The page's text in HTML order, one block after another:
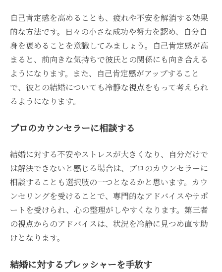
自己肯定感を高めることも、疲れや不安を解消する効果
的な方法です。日々の小さな成功や努力を認め、自分自
身を褒めることを意識してみましょう。自己肯定感が高
まると、前向きな気持ちで彼氏との関係にも向き合える
ようになります。また、自己肯定感がアップすること
で、彼との結婚についても冷静な視点をもって考えられ
るようになります。
プロのカウンセラーに相談する
結婚に対する不安やストレスが大きくなり、自分だけで
は解決できないと感じる場合は、プロのカウンセラーに
相談することも選択肢の一つとなるかと思います。カウ
ンセリングを受けることで、専門的なアドバイスやサポ
ートを受けられ、心の整理がしやすくなります。第三者
の視点からのアドバイスは、状況を冷静に見つめ直す助
けとなります。
結婚に対するプレッシャーを手放す